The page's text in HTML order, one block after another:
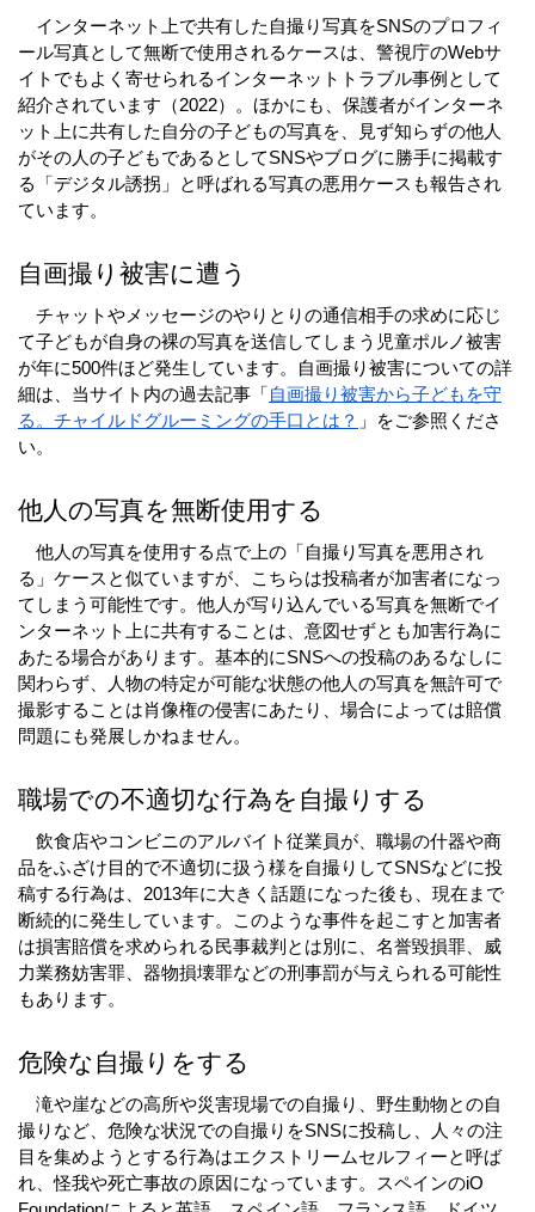
インターネット上で共有した自撮り写真をSNSのプロフィ
ール写真として無断で使用されるケースは、警視庁のWebサ
イトでもよく寄せられるインターネットトラブル事例として
紹介されています（2022）。ほかにも、保護者がインターネ
ット上に共有した自分の子どもの写真を、見ず知らずの他人
がその人の子どもであるとしてSNSやブログに勝手に掲載す
る「デジタル誘拐」と呼ばれる写真の悪用ケースも報告され
ています。
自画撮り被害に遭う
チャットやメッセージのやりとりの通信相手の求めに応じ
て子どもが自身の裸の写真を送信してしまう児童ポルノ被害
が年に500件ほど発生しています。自画撮り被害についての詳
細は、当サイト内の過去記事「 自画撮り被害から子どもを守
る。チャイルドグルーミングの手口とは？ 」をご参照くださ
い。
他人の写真を無断使用する
他人の写真を使用する点で上の「自撮り写真を悪用され
る」ケースと似ていますが、こちらは投稿者が加害者になっ
てしまう可能性です。他人が写り込んでいる写真を無断でイ
ンターネット上に共有することは、意図せずとも加害行為に
あたる場合があります。基本的にSNSへの投稿のあるなしに
関わらず、人物の特定が可能な状態の他人の写真を無許可で
撮影することは肖像権の侵害にあたり、場合によっては賠償
問題にも発展しかねません。
職場での不適切な行為を自撮りする
飲食店やコンビニのアルバイト従業員が、職場の什器や商
品をふざけ目的で不適切に扱う様を自撮りしてSNSなどに投
稿する行為は、2013年に大きく話題になった後も、現在まで
断続的に発生しています。このような事件を起こすと加害者
は損害賠償を求められる民事裁判とは別に、名誉毀損罪、威
力業務妨害罪、器物損壊罪などの刑事罰が与えられる可能性
もあります。
危険な自撮りをする
滝や崖などの高所や災害現場での自撮り、野生動物との自
撮りなど、危険な状況での自撮りをSNSに投稿し、人々の注
目を集めようとする行為はエクストリームセルフィーと呼ば
れ、怪我や死亡事故の原因になっています。スペインのiO